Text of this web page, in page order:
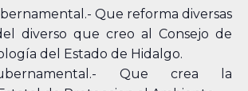
Que reforma diversas
diverso que creo al Consejo de
del Estado de Hidalgo.
Que crea la